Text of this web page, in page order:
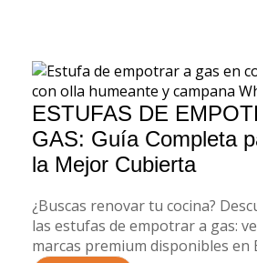
ESTUFAS DE
GAS: Guía Completa
la Mejor Cubierta
¿Buscas renovar tu cocina?
las estufas de empotrar a gas:
marcas premium disponibles en